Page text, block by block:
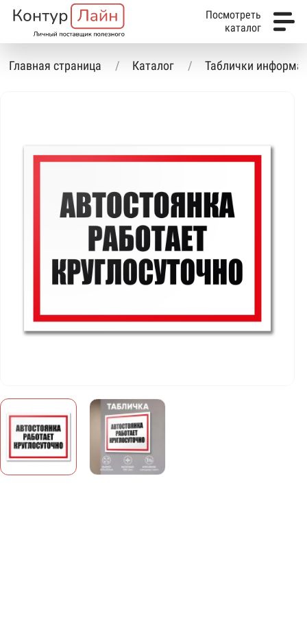
Посмотреть
каталог
Главная страница Каталог Таблички